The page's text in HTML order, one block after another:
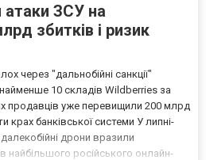
атаки ЗСУ на
збитків і ризик
через "дальнобійні санкції"
10 складів Wildberries за
продавців уже перевищили 200 млрд
банківської системи У липні-
далекобійні дрони вразили
російського онлайн-